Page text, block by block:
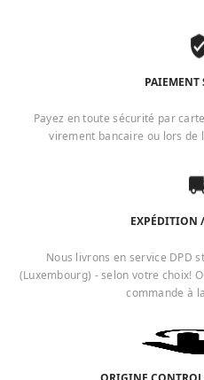
PAIEMENT
Payez en toute sécurité par
virement bancaire ou lors de
EXPÉDITION
Nous livrons en service DPD
(Luxembourg) - selon votre choix!
commande à